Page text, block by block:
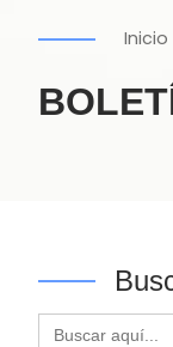
Inicio
Buscar: